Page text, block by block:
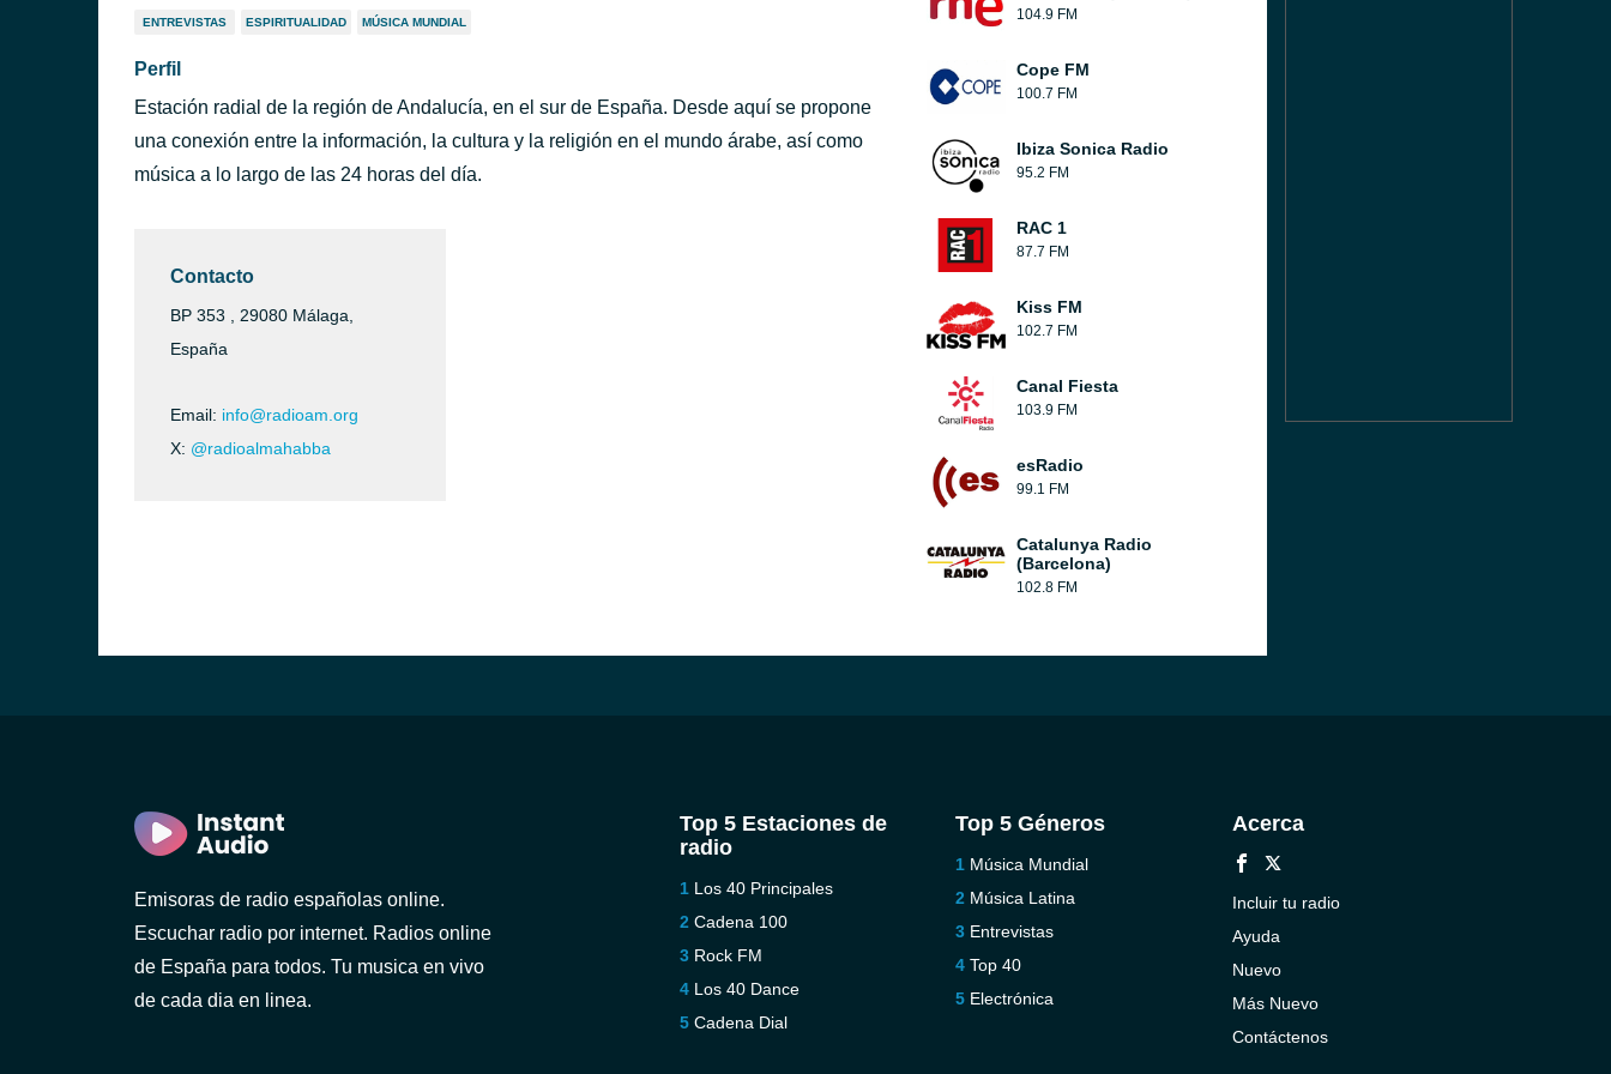
ENTREVISTAS ESPIRITUALIDAD MÚSICA MUNDIAL
Perfil
Estación radial de la región de Andalucía, en el sur de España. Desde aquí se propone
una conexión entre la información, la cultura y la religión en el mundo árabe, así como
música a lo largo de las 24 horas del día.
Contacto
BP 353 , 29080 Málaga,
España
Email: info@radioam.org
X: @radioalmahabba
104.9 FM
Cope FM
100.7 FM
Ibiza Sonica Radio
95.2 FM
RAC 1
87.7 FM
Kiss FM
102.7 FM
Canal Fiesta
103.9 FM
esRadio
99.1 FM
Catalunya Radio
(Barcelona)
102.8 FM
Emisoras de radio españolas online.
Escuchar radio por internet. Radios online
de España para todos. Tu musica en vivo
de cada dia en linea.
Top 5 Estaciones de
radio
Los 40 Principales
Cadena 100
Rock FM
Los 40 Dance
Cadena Dial
Top 5 Géneros
Música Mundial
Música Latina
Entrevistas
Top 40
Electrónica
Acerca
Incluir tu radio
Ayuda
Nuevo
Más Nuevo
Contáctenos